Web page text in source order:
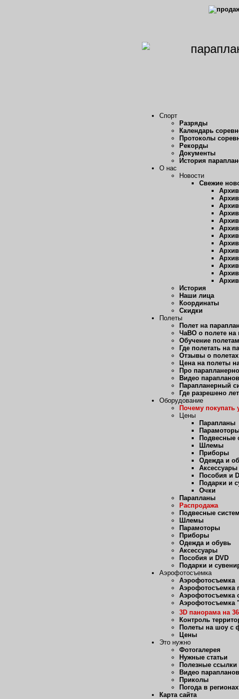
Спорт
Разряды
Календарь
Протоколы
Рекорды
Документы
История
О нас
Новости
Свежие
Архив
Архив
Архив
Архив
Архив
Архив
Архив
Архив
Архив
Архив
Архив
Архив
Архив
История
Наши лица
Координаты
Скидки
Полеты
Полет на
ЧаВО о полете на
Обучение
Где полетать на
Отзывы о
Цена на полеты
Про
Видео парапланов
Парапланерный
Где разрешено
Оборудование
Почему покупать
Цены
Парапланы
Подвесные
Шлемы
Приборы
Одежда и
Аксессуары
Пособия и
Подарки и
Очки
Парапланы
Распродажа
Подвесные
Шлемы
Парамоторы
Приборы
Одежда и обувь
Аксессуары
Пособия и DVD
Подарки и
Аэрофотосъемка
Аэрофотосъемка
Аэрофотосъемка
Аэрофотосъемка
Аэрофотосъемка
3D панорама на
Контроль
Полеты на шоу с
Цены
Это нужно
Фотогалерея
Нужные статьи
Полезные ссылки
Видео парапланов
Приколы
Погода в регионах
Карта сайта